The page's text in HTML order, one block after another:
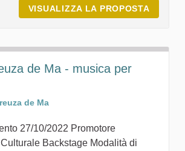
VISUALIZZA LA PROPOSTA
de Ma - musica per
de Ma
27/10/2022 Promotore
Backstage Modalità di